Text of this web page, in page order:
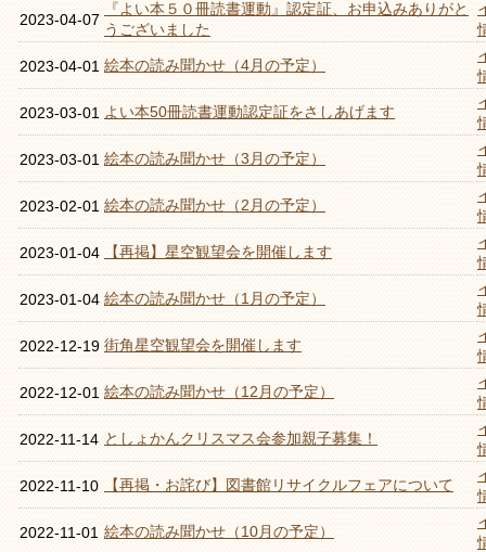
2023-04-07
『よい本５０冊読書運動』認定証、お申込みありがと
うございました
2023-04-01 絵本の読み聞かせ（4月の予定）
2023-03-01 よい本50冊読書運動認定証をさしあげます
2023-03-01 絵本の読み聞かせ（3月の予定）
2023-02-01 絵本の読み聞かせ（2月の予定）
2023-01-04 【再掲】星空観望会を開催します
2023-01-04 絵本の読み聞かせ（1月の予定）
2022-12-19 街角星空観望会を開催します
2022-12-01 絵本の読み聞かせ（12月の予定）
2022-11-14 としょかんクリスマス会参加親子募集！
2022-11-10 【再掲・お詫び】図書館リサイクルフェアについて
2022-11-01 絵本の読み聞かせ（10月の予定）